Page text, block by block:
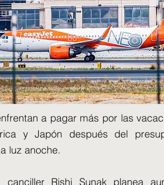
a pagar más por las
y Japón después del
luz anoche.
Rishi Sunak planea